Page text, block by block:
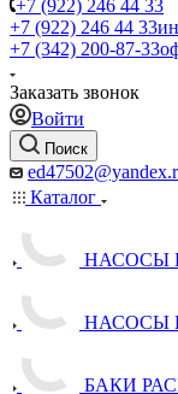
+7 (922) 246 44 33
+7 (922) 246 44 33
+7 (342) 200-87-33
Заказать звонок
Войти
Поиск
Каталог
НАСОСЫ
НАСОСЫ
БАКИ